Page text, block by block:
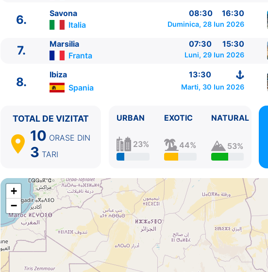
5. Civitavecchia, Roma
Savona Italia 08:30 - 16:30
Franta
Ibiza Spania 13:30 - ⚓
6. Savona 08:30
16:30
Italia
Duminica, 28 Iun 2026
7. Marsilia 07:30
15:30
Franta
Luni, 29 Iun 2026
8.
Ibiza
13:30
Spania
Marti, 30 Iun 2026
TOTAL DE VIZITAT
10 ORASE DIN
3 TARI
URBAN
23%
EXOTIC
44%
NATURAL
53%
+
−